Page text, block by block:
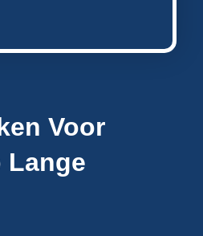
Voor
Lange